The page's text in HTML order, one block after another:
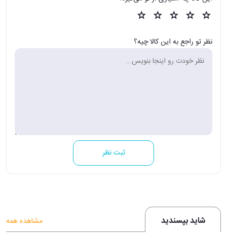
نظر تو راجع به این کالا چیه؟
ثبت نظر
شاید بپسندید مشاهده همه